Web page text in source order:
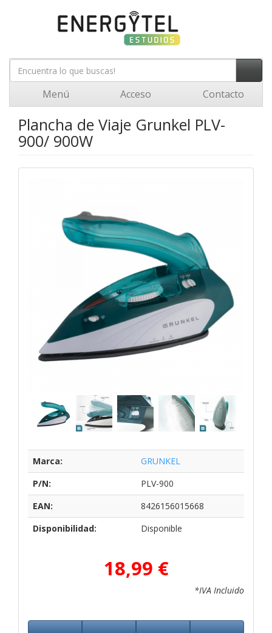
Menú Acceso Contacto
Plancha de Viaje Grunkel PLV-
900/ 900W
Marca:
GRUNKEL
P/N:
PLV-900
EAN:
8426156015668
Disponibilidad:
Disponible
18,99 €
*IVA Incluido